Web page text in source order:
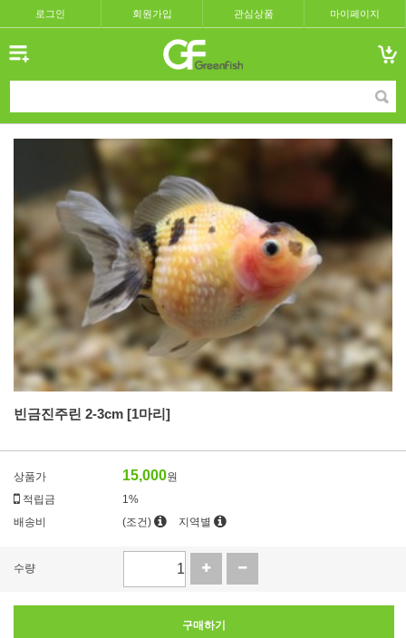
로그인 회원가입 관심상품 마이페이지
빈금진주린 2-3cm [1마리]
상품가 15,000원
적립금
1%
배송비
(조건) 지역별
수량
구매하기